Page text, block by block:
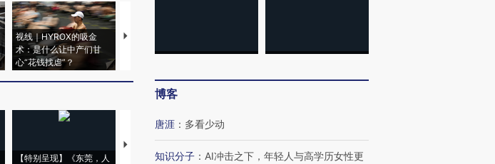
视线｜HYROX的吸金
术：是什么让中产们甘
心“花钱找虐”？
马航飞行员跨国走私7万
粒摇头丸 尿检体内含3种
度Z世代 用街头抗争将教
机”？难民潮撕裂西班牙
【特别呈现】《东莞，人
【推广】走进第四届链博
会，让数智科技“链”接产
【特别呈现】寻找100种
CFO：不靠规模取胜，华
博客
唐涯 ： 多看少动
知识分子 ： AI冲击之下，年轻人与高学历女性更